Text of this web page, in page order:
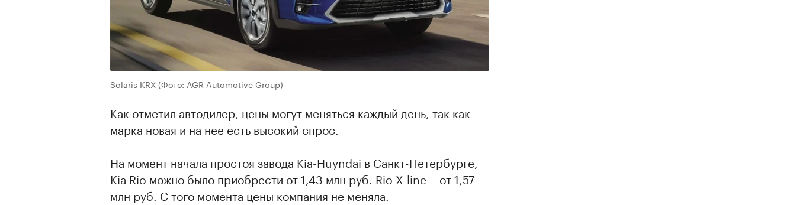
Solaris KRX(Фото: AGR Automotive Group)
Как отметил автодилер, цены могут меняться каждый день, так как
марка новая и на нее есть высокий спрос.
На момент начала простоя завода Kia-Huyndai в Санкт-Петербурге,
Kia Rio можно было приобрести от 1,43 млн руб. Rio X-line —от 1,57
млн руб. С того момента цены компания не меняла.